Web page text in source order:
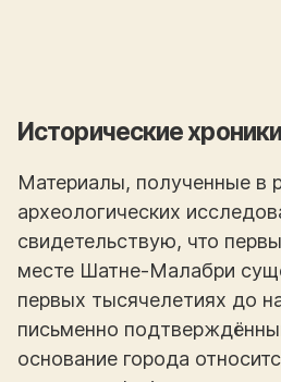
Исторические хроники
Материалы, полученные в
археологических
свидетельствую, что
месте Шатне-Малабри
первых тысячелетиях до
письменно
основание города